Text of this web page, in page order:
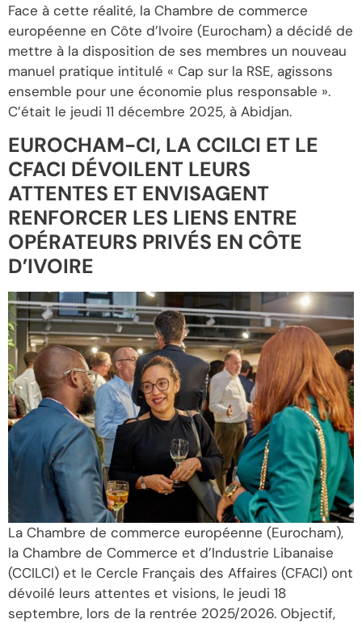
Face à cette réalité, la Chambre de commerce
européenne en Côte d’Ivoire (Eurocham) a décidé de
mettre à la disposition de ses membres un nouveau
manuel pratique intitulé « Cap sur la RSE, agissons
ensemble pour une économie plus responsable ».
C’était le jeudi 11 décembre 2025, à Abidjan.
EUROCHAM-CI, LA CCILCI ET LE
CFACI DÉVOILENT LEURS
ATTENTES ET ENVISAGENT
RENFORCER LES LIENS ENTRE
OPÉRATEURS PRIVÉS EN CÔTE
D’IVOIRE
La Chambre de commerce européenne (Eurocham),
la Chambre de Commerce et d’Industrie Libanaise
(CCILCI) et le Cercle Français des Affaires (CFACI) ont
dévoilé leurs attentes et visions, le jeudi 18
septembre, lors de la rentrée 2025/2026. Objectif,